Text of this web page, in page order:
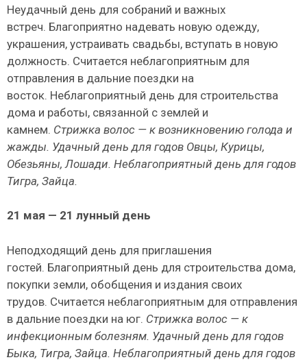
Неудачный день для собраний и важных
встреч. Благоприятно надевать новую одежду,
украшения, устраивать свадьбы, вступать в новую
должность. Считается неблагоприятным для
отправления в дальние поездки на
восток. Неблагоприятный день для строительства
дома и рабо­ты, связанной с землей и
камнем. Стрижка волос — к возникновению голода и
жажды. Удачный день для годов Овцы, Курицы,
Обезьяны, Лошади. Неблагоприятный день для годов
Тигра, Зайца.
21 мая — 21 лунный день
Неподходящий день для приглашения
гостей. Благоприятный день для строительства дома,
покупки земли, обобщения и издания своих
трудов. Считается неблагоприятным для отправления
в дальние поездки на юг. Стрижка волос — к
инфекционным болезням. Удачный день для годов
Быка, Тигра, Зайца. Неблагоприятный день для годов